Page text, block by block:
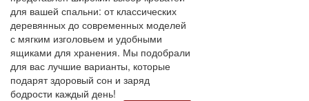
для вашей спальни: от классических
деревянных до современных моделей
с мягким изголовьем и удобными
ящиками для хранения. Мы подобрали
для вас лучшие варианты, которые
подарят здоровый сон и заряд
бодрости каждый день!